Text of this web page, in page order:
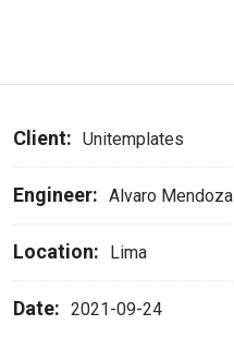
Client: Unitemplates
Engineer: Alvaro Mendoza
Location: Lima
Date: 2021-09-24